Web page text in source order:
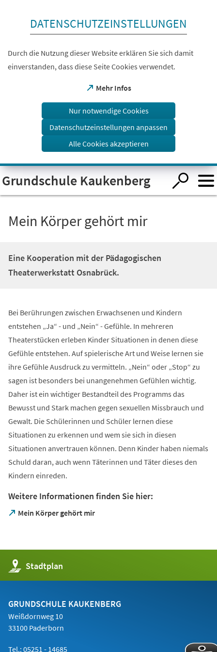
Visuelle
Assistenzsoftware
öffnen.
DATENSCHUTZEINSTELLUNGEN
Durch die Nutzung dieser Website erklären Sie sich damit
einverstanden, dass diese Seite Cookies verwendet.
Mehr Infos
(Öffnet
einem
Tab)
Nur notwendige Cookies
Datenschutzeinstellungen anpassen
Alle Cookies akzeptieren
Grundschule Kaukenberg
Mein Körper gehört mir
Eine Kooperation mit der Pädagogischen
Theaterwerkstatt Osnabrück.
Bei Berührungen zwischen Erwachsenen und Kindern
entstehen „Ja“ - und „Nein“ - Gefühle. In mehreren
Theaterstücken erleben Kinder Situationen in denen diese
Gefühle entstehen. Auf spielerische Art und Weise lernen sie
ihre Gefühle Ausdruck zu vermitteln. „Nein“ oder „Stop“ zu
sagen ist besonders bei unangenehmen Gefühlen wichtig.
Daher ist ein wichtiger Bestandteil des Programms das
Bewusst und Stark machen gegen sexuellen Missbrauch und
Gewalt. Die Schülerinnen und Schüler lernen diese
Situationen zu erkennen und wem sie sich in diesen
Situationen anvertrauen können. Denn Kinder haben niemals
Schuld daran, auch wenn Täterinnen und Täter dieses den
Kindern einreden.
Weitere Informationen finden Sie hier:
Mein Körper gehört mir
(Öffnet
Tab)
Stadtplan
(Öffnet
in
einem
Tab)
GRUNDSCHULE KAUKENBERG
Weißdornweg 10
33100 Paderborn
Tel.: 05251 - 14685